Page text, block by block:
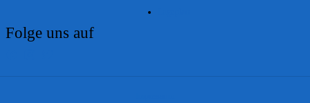
Folge uns auf